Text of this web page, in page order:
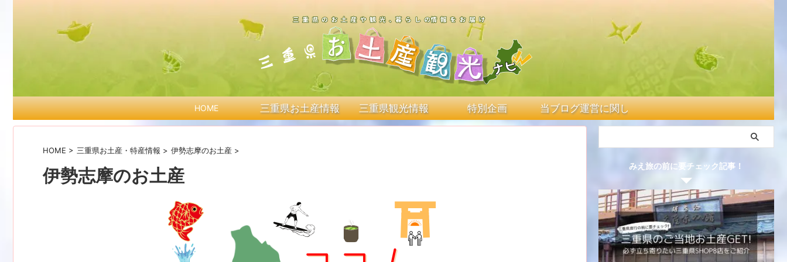
HOME 三重県お土産情報 三重県観光情報 特別企画 当ブログ運営に関して
HOME > 三重県お土産・特産情報 > 伊勢志摩のお土産 >
伊勢志摩のお土産 みえ旅の前に要チェック記事！